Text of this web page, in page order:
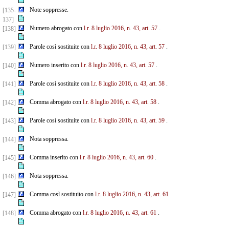
[135-
137]
Note soppresse.
[138] Numero abrogato con l.r. 8 luglio 2016, n. 43, art. 57.
[139] Parole così sostituite con l.r. 8 luglio 2016, n. 43, art. 57.
[140] Numero inserito con l.r. 8 luglio 2016, n. 43, art. 57.
[141] Parole così sostituite con l.r. 8 luglio 2016, n. 43, art. 58.
[142] Comma abrogato con l.r. 8 luglio 2016, n. 43, art. 58.
[143] Parole così sostituite con l.r. 8 luglio 2016, n. 43, art. 59.
[144] Nota soppressa.
[145] Comma inserito con l.r. 8 luglio 2016, n. 43, art. 60.
[146] Nota soppressa.
[147] Comma così sostituito con l.r. 8 luglio 2016, n. 43, art. 61.
[148] Comma abrogato con l.r. 8 luglio 2016, n. 43, art. 61.